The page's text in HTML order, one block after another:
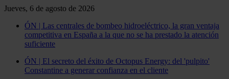
Jueves, 6 de agosto de 2026
ÓN | Las centrales de bombeo hidroeléctrico, la gran ventaja
competitiva en España a la que no se ha prestado la atención
suficiente
ÓN | El secreto del éxito de Octopus Energy: del 'pulpito'
Constantine a generar confianza en el cliente